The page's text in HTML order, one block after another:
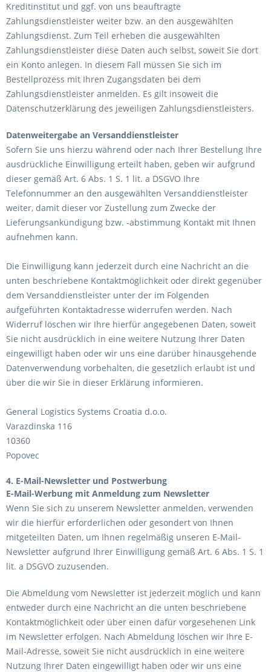
Kreditinstitut und ggf. von uns beauftragte
Zahlungsdienstleister weiter bzw. an den ausgewählten
Zahlungsdienst. Zum Teil erheben die ausgewählten
Zahlungsdienstleister diese Daten auch selbst, soweit Sie dort
ein Konto anlegen. In diesem Fall müssen Sie sich im
Bestellprozess mit Ihren Zugangsdaten bei dem
Zahlungsdienstleister anmelden. Es gilt insoweit die
Datenschutzerklärung des jeweiligen Zahlungsdienstleisters.
Datenweitergabe an Versanddienstleister
Sofern Sie uns hierzu während oder nach Ihrer Bestellung Ihre
ausdrückliche Einwilligung erteilt haben, geben wir aufgrund
dieser gemäß Art. 6 Abs. 1 S. 1 lit. a DSGVO Ihre
Telefonnummer an den ausgewählten Versanddienstleister
weiter, damit dieser vor Zustellung zum Zwecke der
Lieferungsankündigung bzw. -abstimmung Kontakt mit Ihnen
aufnehmen kann.
Die Einwilligung kann jederzeit durch eine Nachricht an die
unten beschriebene Kontaktmöglichkeit oder direkt gegenüber
dem Versanddienstleister unter der im Folgenden
aufgeführten Kontaktadresse widerrufen werden. Nach
Widerruf löschen wir Ihre hierfür angegebenen Daten, soweit
Sie nicht ausdrücklich in eine weitere Nutzung Ihrer Daten
eingewilligt haben oder wir uns eine darüber hinausgehende
Datenverwendung vorbehalten, die gesetzlich erlaubt ist und
über die wir Sie in dieser Erklärung informieren.
General Logistics Systems Croatia d.o.o.
Varazdinska 116
10360
Popovec
4. E-Mail-Newsletter und Postwerbung
E-Mail-Werbung mit Anmeldung zum Newsletter
Wenn Sie sich zu unserem Newsletter anmelden, verwenden
wir die hierfür erforderlichen oder gesondert von Ihnen
mitgeteilten Daten, um Ihnen regelmäßig unseren E-Mail-
Newsletter aufgrund Ihrer Einwilligung gemäß Art. 6 Abs. 1 S. 1
lit. a DSGVO zuzusenden.
Die Abmeldung vom Newsletter ist jederzeit möglich und kann
entweder durch eine Nachricht an die unten beschriebene
Kontaktmöglichkeit oder über einen dafür vorgesehenen Link
im Newsletter erfolgen. Nach Abmeldung löschen wir Ihre E-
Mail-Adresse, soweit Sie nicht ausdrücklich in eine weitere
Nutzung Ihrer Daten eingewilligt haben oder wir uns eine